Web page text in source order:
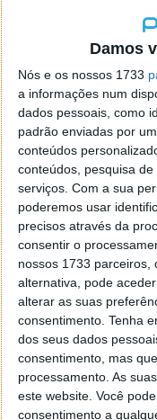
Damos
Nós e os nossos 1733
a informações num
dados pessoais, como
padrão enviadas por
conteúdos
conteúdos, pesquisa
serviços. Com a sua
poderemos usar
precisos através da
consentir o
nossos 1733 parceiros,
alternativa, pode
alterar as suas
consentimento. Tenha
dos seus dados
consentimento, mas
processamento. As
este website. Você
consentimento a
localizaçao
o firefox
tentei
firefox mas
agradecido,
Responder
Vítor M.
@Reporter
Desculpa
o MSn
Responder
Vítor M.
@Rui
Tens de
janela iniciar
rato faz
clica no botão